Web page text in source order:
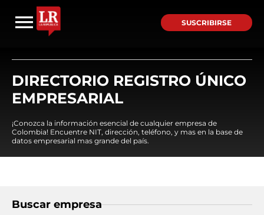
SUSCRIBIRSE
DIRECTORIO REGISTRO ÚNICO
EMPRESARIAL
¡Conozca la información esencial de cualquier empresa de
Colombia! Encuentre NIT, dirección, teléfono, y mas en la base de
datos empresarial mas grande del país.
Buscar empresa